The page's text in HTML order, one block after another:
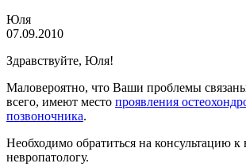
Юля
07.09.2010
Здравствуйте, Юля!
Маловероятно, что Ваши проблемы
всего, имеют место проявления
позвоночника.
Необходимо обратиться на консультацию к
невропатологу.